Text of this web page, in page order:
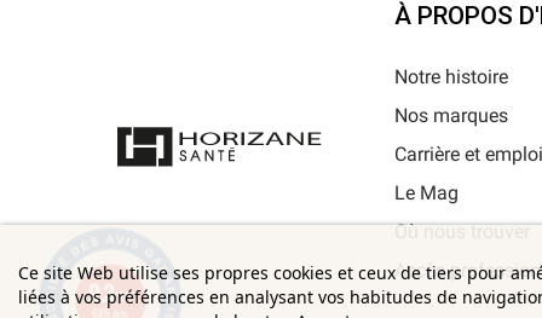
Ce site Web utilise ses propres cookies et ceux de tiers pour
liées à vos préférences en analysant vos habitudes de
À PROPOS
Notre histoire
Nos marques
Carrière et
Le Mag
Où nous trouver
Accès
9.3/10
685 avis